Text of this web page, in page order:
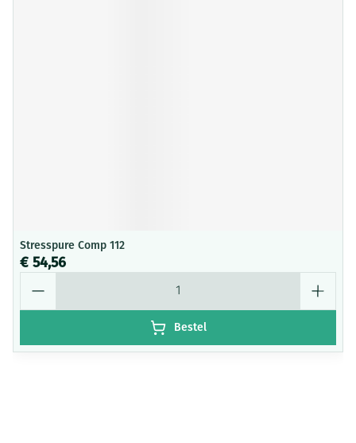
Stresspure Comp 112
€ 54,56
Bestel